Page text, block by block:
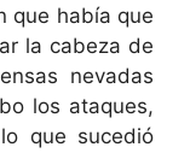
que había que
la cabeza de
nevadas
los ataques,
que sucedió